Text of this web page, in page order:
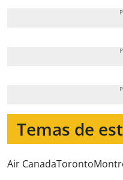
Temas de
Air CanadaToronto